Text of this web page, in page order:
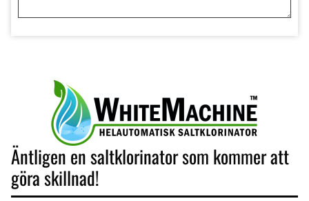
Äntligen en saltklorinator som kommer att
göra skillnad!